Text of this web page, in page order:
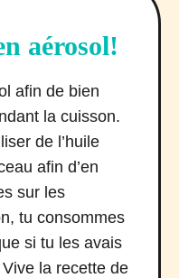
aérosol!
afin de bien
la cuisson.
de l’huile
afin d’en
sur les
tu consommes
si tu les avais
la recette de